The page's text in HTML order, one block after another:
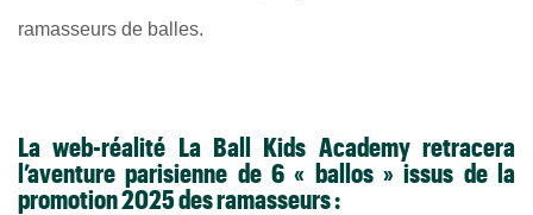
ramasseurs de balles.
La web-réalité La Ball Kids Academy retracera
l’aventure parisienne de 6 « ballos » issus de la
promotion 2025 des ramasseurs :